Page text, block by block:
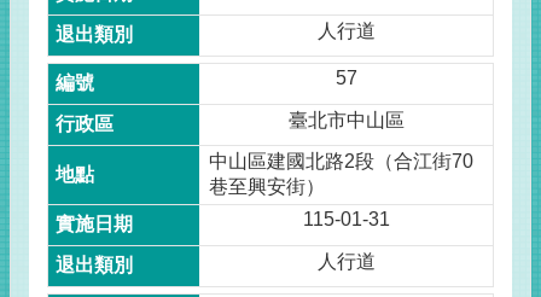
人行道
57
臺北市中山區
中山區建國北路2段（合江街70
巷至興安街）
115-01-31
人行道